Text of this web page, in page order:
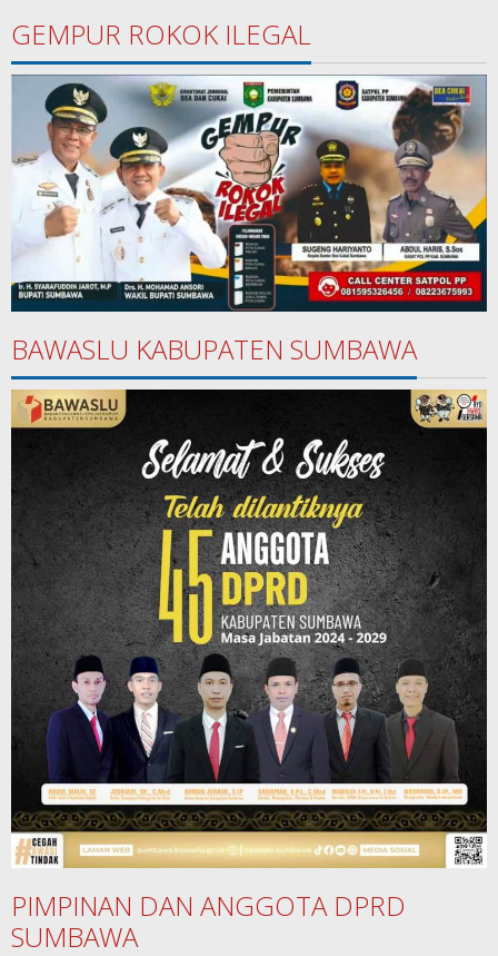
GEMPUR ROKOK ILEGAL
BAWASLU KABUPATEN SUMBAWA
PIMPINAN DAN ANGGOTA DPRD
SUMBAWA